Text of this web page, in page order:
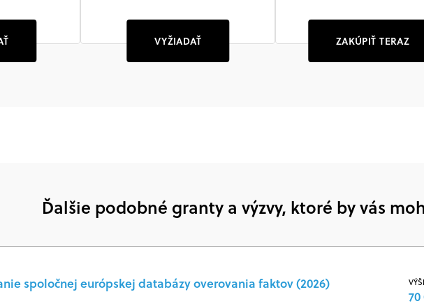
VYŽIADAŤ ZAKÚPIŤ TERAZ
Ďalšie podobné granty a výzvy, ktoré by vás
spoločnej európskej databázy overovania faktov (2026)